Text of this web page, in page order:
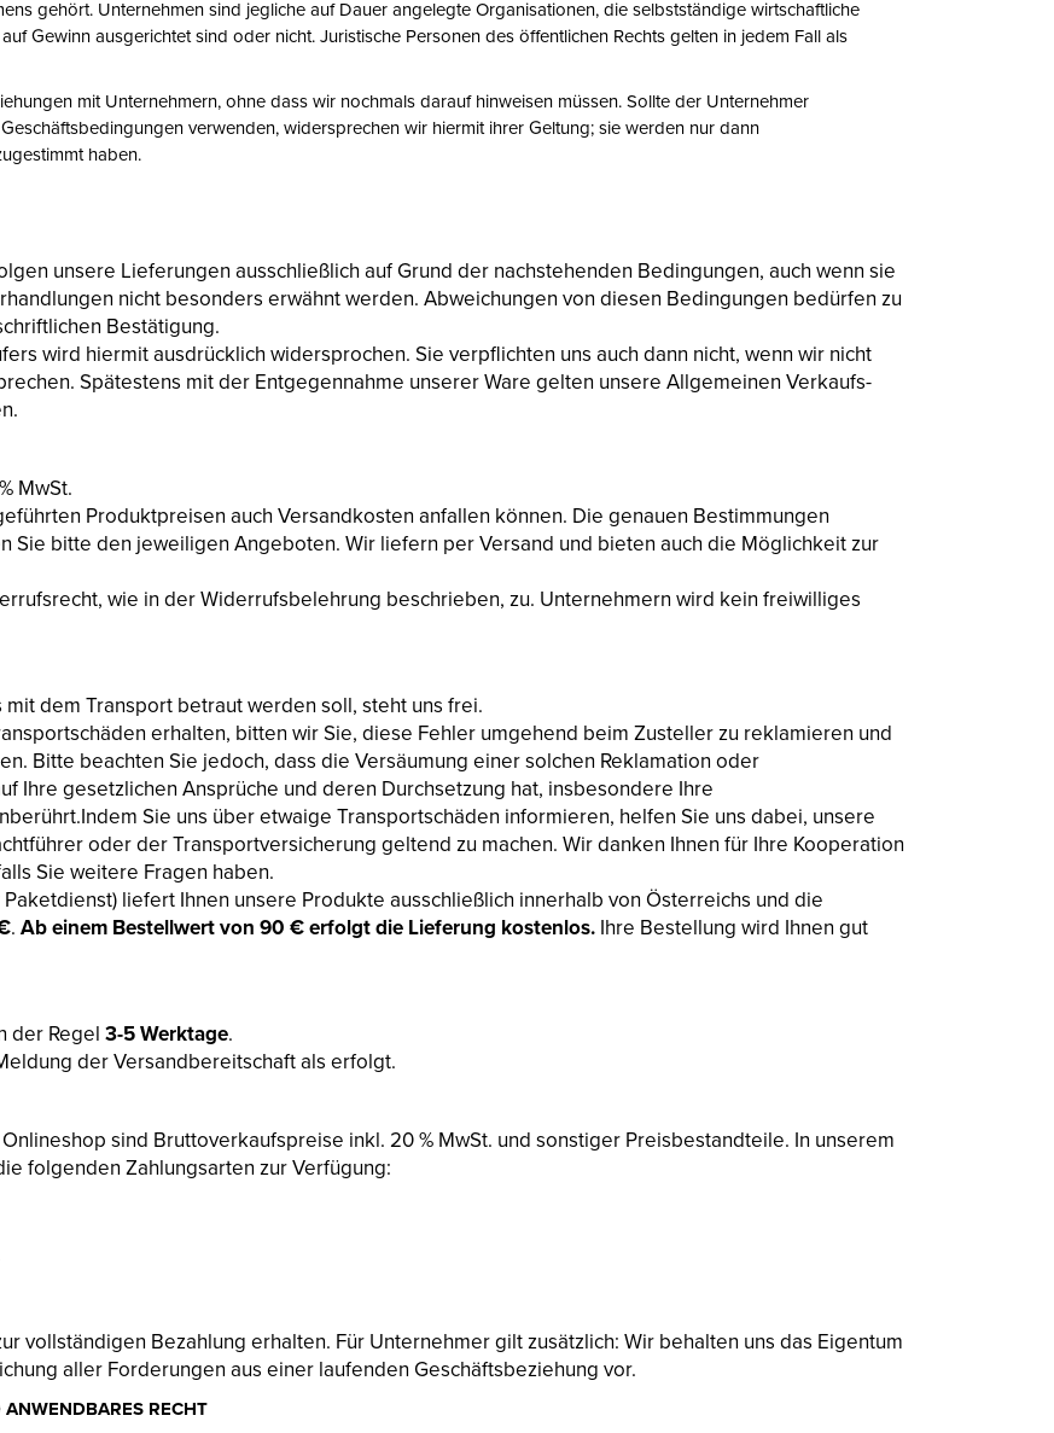
gehört. Unternehmen sind jegliche auf Dauer angelegte Organisationen, die selbstständige wirtschaftliche
Gewinn ausgerichtet sind oder nicht. Juristische Personen des öffentlichen Rechts gelten in jedem Fall als
mit Unternehmern, ohne dass wir nochmals darauf hinweisen müssen. Sollte der Unternehmer
verwenden, widersprechen wir hiermit ihrer Geltung; sie werden nur dann
haben.
unsere Lieferungen ausschließlich auf Grund der nachstehenden Bedingungen, auch wenn sie
nicht besonders erwähnt werden. Abweichungen von diesen Bedingungen bedürfen zu
Bestätigung.
wird hiermit ausdrücklich widersprochen. Sie verpflichten uns auch dann nicht, wenn wir nicht
Spätestens mit der Entgegennahme unserer Ware gelten unsere Allgemeinen Verkaufs-
MwSt.
Produktpreisen auch Versandkosten anfallen können. Die genauen Bestimmungen
Sie bitte den jeweiligen Angeboten. Wir liefern per Versand und bieten auch die Möglichkeit zur
wie in der Widerrufsbelehrung beschrieben, zu. Unternehmern wird kein freiwilliges
dem Transport betraut werden soll, steht uns frei.
erhalten, bitten wir Sie, diese Fehler umgehend beim Zusteller zu reklamieren und
Bitte beachten Sie jedoch, dass die Versäumung einer solchen Reklamation oder
Ihre gesetzlichen Ansprüche und deren Durchsetzung hat, insbesondere Ihre
Sie uns über etwaige Transportschäden informieren, helfen Sie uns dabei, unsere
oder der Transportversicherung geltend zu machen. Wir danken Ihnen für Ihre Kooperation
Sie weitere Fragen haben.
liefert Ihnen unsere Produkte ausschließlich innerhalb von Österreichs und die
. Ab einem Bestellwert von 90 € erfolgt die Lieferung kostenlos. Ihre Bestellung wird Ihnen gut
der Regel 3-5 Werktage.
der Versandbereitschaft als erfolgt.
sind Bruttoverkaufspreise inkl. 20 % MwSt. und sonstiger Preisbestandteile. In unserem
folgenden Zahlungsarten zur Verfügung:
vollständigen Bezahlung erhalten. Für Unternehmer gilt zusätzlich: Wir behalten uns das Eigentum
aller Forderungen aus einer laufenden Geschäftsbeziehung vor.
RECHT